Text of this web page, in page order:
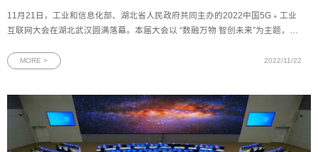
11月21日，工业和信息化部、湖北省人民政府共同主办的2022中国5G﹢工业
互联网大会在湖北武汉圆满落幕。本届大会以 “数融万物 智创未来”为主题，聚
力等热点领域，是一场5G+工业互联网领域的国家级盛会。图为2022中国5G＋
MORE > 2022/11/22